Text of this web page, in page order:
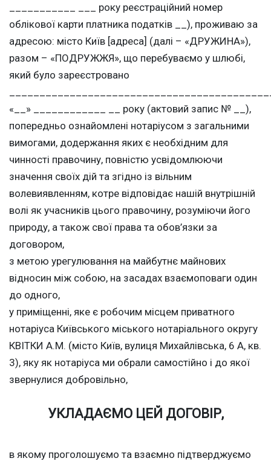
___________ ___ року реєстраційний номер
облікової карти платника податків __), проживаю за
адресою: місто Київ [адреса] (далі – «ДРУЖИНА»),
разом – «ПОДРУЖЖЯ», що перебуваємо у шлюбі,
який було зареєстровано
«__» ____________ __ року (актовий запис № __),
попередньо ознайомлені нотаріусом з загальними
вимогами, додержання яких є необхідним для
чинності правочину, повністю усвідомлюючи
значення своїх дій та згідно із вільним
волевиявленням, котре відповідає нашій внутрішній
волі як учасників цього правочину, розуміючи його
природу, а також свої права та обов’язки за
договором,
з метою урегулювання на майбутнє майнових
відносин між собою, на засадах взаємоповаги один
до одного,
у приміщенні, яке є робочим місцем приватного
нотаріуса Київського міського нотаріального округу
КВІТКИ А.М. (місто Київ, вулиця Михайлівська, 6 А, кв.
3), яку як нотаріуса ми обрали самостійно і до якої
звернулися добровільно,
УКЛАДАЄМО ЦЕЙ ДОГОВІР,
в якому проголошуємо та взаємно підтверджуємо